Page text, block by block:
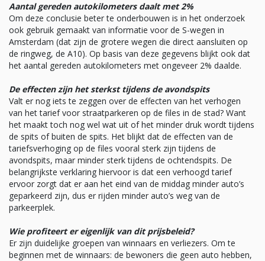
Aantal gereden autokilometers daalt met 2%
Om deze conclusie beter te onderbouwen is in het onderzoek
ook gebruik gemaakt van informatie voor de S-wegen in
Amsterdam (dat zijn de grotere wegen die direct aansluiten op
de ringweg, de A10). Op basis van deze gegevens blijkt ook dat
het aantal gereden autokilometers met ongeveer 2% daalde.
De effecten zijn het sterkst tijdens de avondspits
Valt er nog iets te zeggen over de effecten van het verhogen
van het tarief voor straatparkeren op de files in de stad? Want
het maakt toch nog wel wat uit of het minder druk wordt tijdens
de spits of buiten de spits. Het blijkt dat de effecten van de
tariefsverhoging op de files vooral sterk zijn tijdens de
avondspits, maar minder sterk tijdens de ochtendspits. De
belangrijkste verklaring hiervoor is dat een verhoogd tarief
ervoor zorgt dat er aan het eind van de middag minder auto’s
geparkeerd zijn, dus er rijden minder auto’s weg van de
parkeerplek.
Wie profiteert er eigenlijk van dit prijsbeleid?
Er zijn duidelijke groepen van winnaars en verliezers. Om te
beginnen met de winnaars: de bewoners die geen auto hebben,